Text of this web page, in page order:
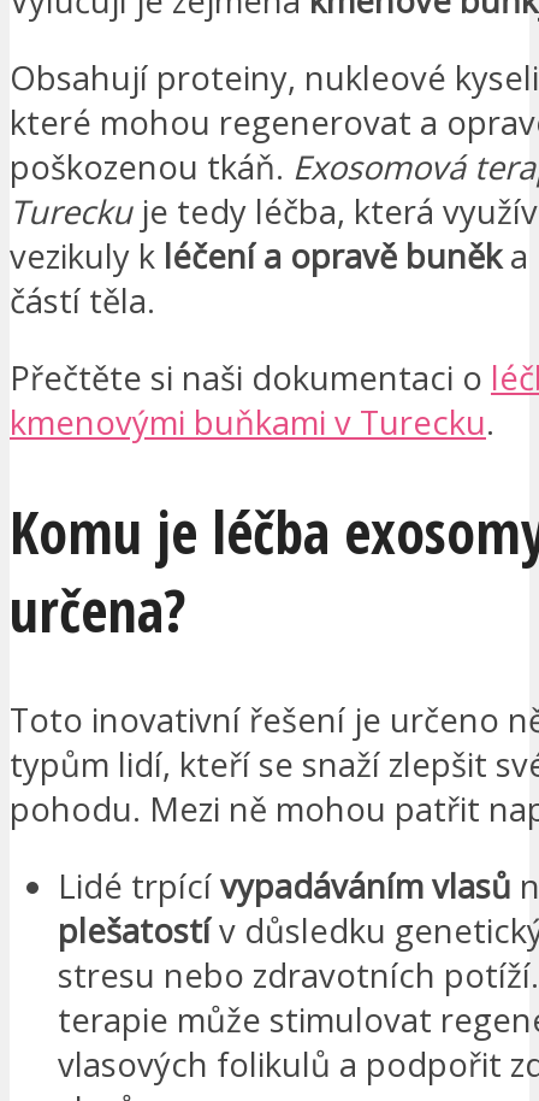
Obsahují proteiny, nukleové
které mohou regenerovat a
poškozenou tkáň. Exosomová
Turecku je tedy léčba, která
vezikuly k léčení a opravě buněka
částí těla.
Přečtěte si naši dokumentaci o
kmenovými buňkami v Turecku.
Komu je léčba
určena?
Toto inovativní řešení je určeno
typům lidí, kteří se snaží zlepšit
pohodu. Mezi ně mohou patřit
Lidé trpícívypadáváním vlasů
plešatostív důsledku
stresu nebo zdravotních
terapie může stimulovat
vlasových folikulů a podpořit